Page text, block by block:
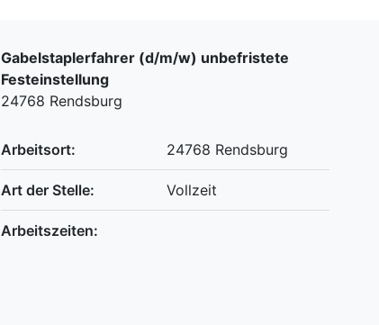
Gabelstaplerfahrer (d/m/w) unbefristete
Festeinstellung
24768 Rendsburg
Arbeitsort: 24768 Rendsburg
Art der Stelle: Vollzeit
Arbeitszeiten: